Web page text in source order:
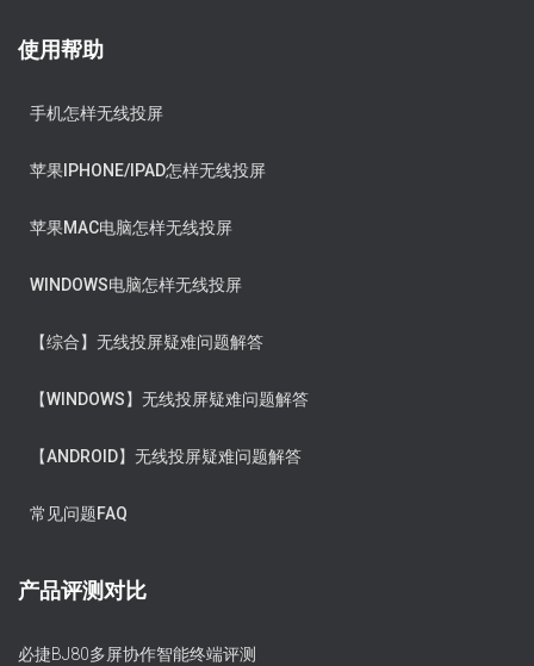
使用帮助
手机怎样无线投屏
苹果IPHONE/IPAD怎样无线投屏
苹果MAC电脑怎样无线投屏
WINDOWS电脑怎样无线投屏
【综合】无线投屏疑难问题解答
【WINDOWS】无线投屏疑难问题解答
【ANDROID】无线投屏疑难问题解答
常见问题FAQ
产品评测对比
必捷BJ80多屏协作智能终端评测